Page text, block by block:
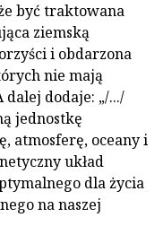
być traktowana
ziemską
i obdarzona
nie mają
dalej dodaje: „/.../
jednostkę
atmosferę, oceany i
układ
dla życia
na naszej